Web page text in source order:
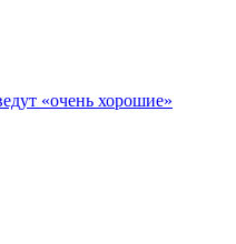
«очень хорошие»